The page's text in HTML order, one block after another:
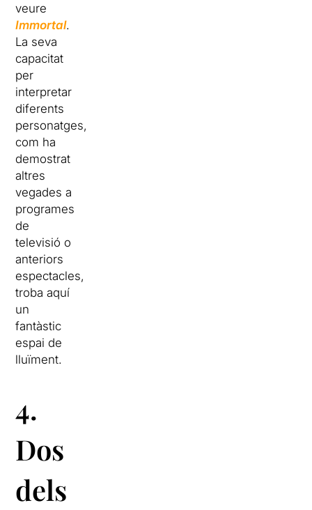
veure
Immortal.
La seva
capacitat
per
interpretar
diferents
personatges,
com ha
demostrat
altres
vegades a
programes
de
televisió o
anteriors
espectacles,
troba aquí
un
fantàstic
espai de
lluïment.
4.
Dos
dels